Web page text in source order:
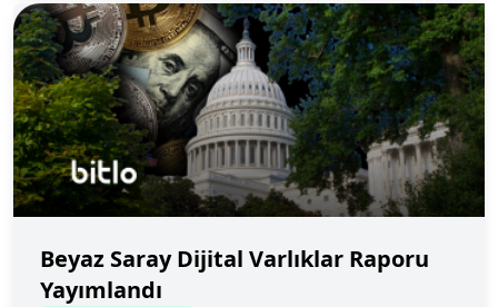
Beyaz Saray Dijital Varlıklar Raporu
Yayımlandı